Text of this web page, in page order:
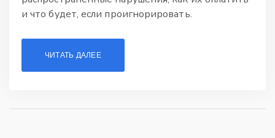
и что будет, если проигнорировать.
ЧИТАТЬ ДАЛЕЕ